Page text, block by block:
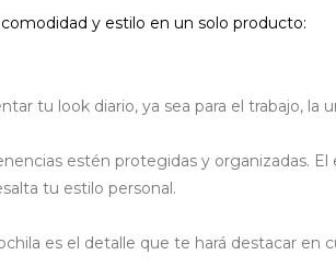
y estilo en un solo producto:
tu look diario, ya sea para el trabajo, la
estén protegidas y organizadas. El
tu estilo personal.
es el detalle que te hará destacar en